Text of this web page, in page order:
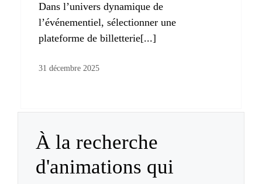
Dans l’univers dynamique de
l’événementiel, sélectionner une
plateforme de billetterie[...]
31 décembre 2025
À la recherche
d'animations qui